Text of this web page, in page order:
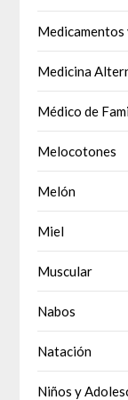
Medicamentos
Medicina
Médico de
Melocotones
Melón
Miel
Muscular
Nabos
Natación
Niños y